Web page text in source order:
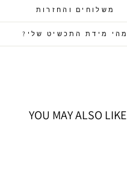
משלוחים והחזרות
מהי מידת התכשיט שלי?
YOU MAY ALSO LIKE